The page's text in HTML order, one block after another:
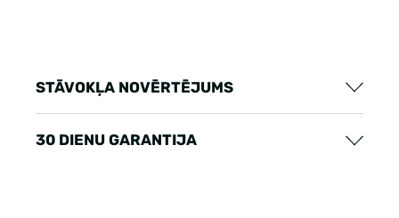
STĀVOKĻA NOVĒRTĒJUMS
30 DIENU GARANTIJA